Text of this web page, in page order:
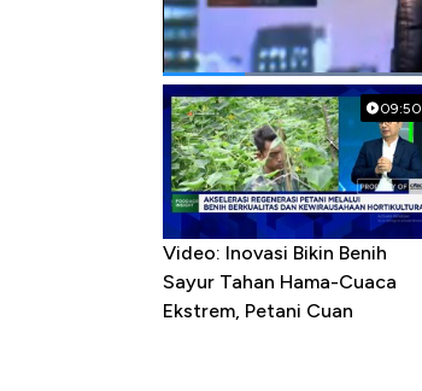
Popular Videos
09:50
Video: Inovasi Bikin Benih
Sayur Tahan Hama-Cuaca
Ekstrem, Petani Cuan